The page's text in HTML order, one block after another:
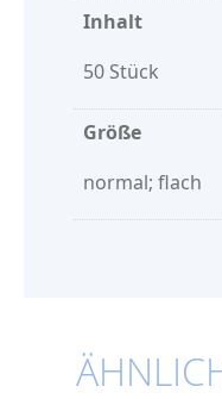
Inhalt
50 Stück
Größe
normal; flach